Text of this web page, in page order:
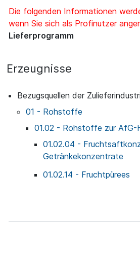
Die folgenden Informationen
wenn Sie sich als Profinutzer
Lieferprogramm
Erzeugnisse
Bezugsquellen der
01 - Rohstoffe
01.02 - Rohstoffe zur AfG-
01.02.04 -
Getränkekonzentrate
01.02.14 - Fruchtpürees